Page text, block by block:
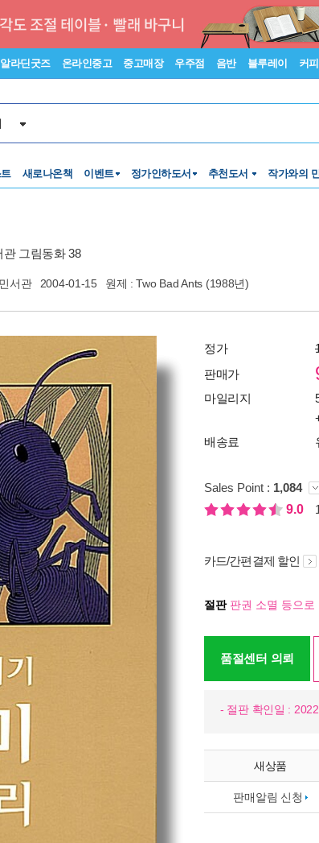
알라딘굿즈 온라인중고 중고매장 우주점 음반 블루레이 커피
새로나온책 이벤트 정가인하도서 추천도서 작가와의
관 그림동화 38
서관 2004-01-15 원제 : Two Bad Ants (1988년)
정가
판매가
마일리지
배송료
Sales Point : 1,084
9.0
카드/간편결제 할인
절판판권 소멸 등으로
품절센터 의뢰
- 절판 확인일 :
새상품
판매알림 신청